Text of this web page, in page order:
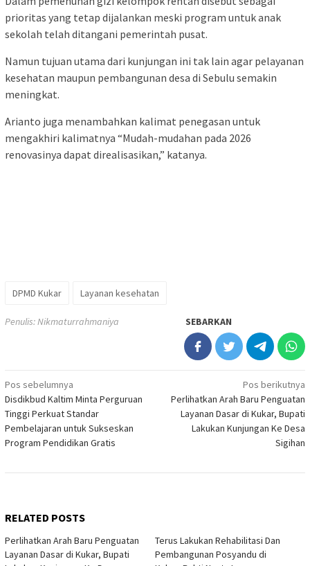
prioritas yang tetap dijalankan meski program untuk anak
sekolah telah ditangani pemerintah pusat.
Namun tujuan utama dari kunjungan ini tak lain agar pelayanan
kesehatan maupun pembangunan desa di Sebulu semakin
meningkat.
Arianto juga menambahkan kalimat penegasan untuk
mengakhiri kalimatnya “Mudah-mudahan pada 2026
renovasinya dapat direalisasikan,” katanya.
DPMD Kukar Layanan kesehatan
Penulis: Nikmaturrahmaniya SEBARKAN
Navigasi
pos
Pos sebelumnya
Disdikbud Kaltim Minta Perguruan
Tinggi Perkuat Standar
Pembelajaran untuk Sukseskan
Program Pendidikan Gratis
Pos berikutnya
Perlihatkan Arah Baru Penguatan
Layanan Dasar di Kukar, Bupati
Lakukan Kunjungan Ke Desa
Sigihan
RELATED POSTS
Perlihatkan Arah Baru Penguatan
Layanan Dasar di Kukar, Bupati
Terus Lakukan Rehabilitasi Dan
Pembangunan Posyandu di